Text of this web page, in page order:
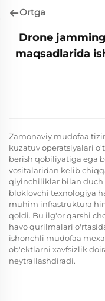
Ortga
Drone
maqsadlarida
Zamonaviy mudofaa
kuzatuv operatsiyalari
berish qobiliyatiga ega
vositalaridan kelib
qiyinchiliklar bilan duch
bloklovchi texnologiya
muhim infrastruktura
qoldi. Bu ilg'or qarshi
havo qurilmalari
ishonchli mudofaa
ob'ektlarni xavfsizlik
neytrallashdiradi.